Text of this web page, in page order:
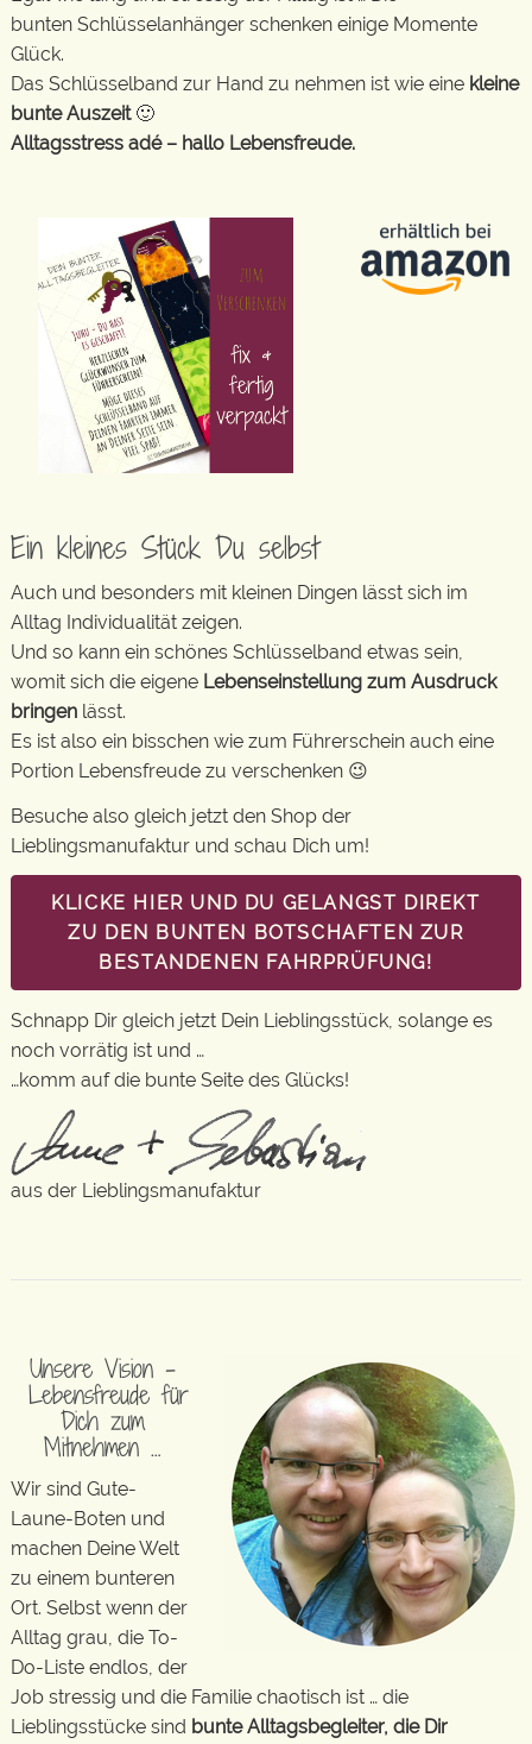
bunten Schlüsselanhänger schenken einige Momente
Glück.
Das Schlüsselband zur Hand zu nehmen ist wie eine kleine
bunte Auszeit🙂
Alltagsstress adé – hallo Lebensfreude.
Ein kleines Stück Du selbst
Auch und besonders mit kleinen Dingen lässt sich im
Alltag Individualität zeigen.
Und so kann ein schönes Schlüsselband etwas sein,
womit sich die eigene Lebenseinstellung zum Ausdruck
bringen lässt.
Es ist also ein bisschen wie zum Führerschein auch eine
Portion Lebensfreude zu verschenken 😉
Besuche also gleich jetzt den Shop der
Lieblingsmanufaktur und schau Dich um!
KLICKE HIER UND DU GELANGST DIREKT
ZU DEN BUNTEN BOTSCHAFTEN ZUR
BESTANDENEN FAHRPRÜFUNG!
Schnapp Dir gleich jetzt Dein Lieblingsstück, solange es
noch vorrätig ist und …
…komm auf die bunte Seite des Glücks!
aus der Lieblingsmanufaktur
Unsere Vision –
Lebensfreude für
Dich zum
Mitnehmen …
Wir sind Gute-
Laune-Boten und
machen Deine Welt
zu einem bunteren
Ort. Selbst wenn der
Alltag grau, die To-
Do-Liste endlos, der
Job stressig und die Familie chaotisch ist … die
Lieblingsstücke sind bunte Alltagsbegleiter, die Dir